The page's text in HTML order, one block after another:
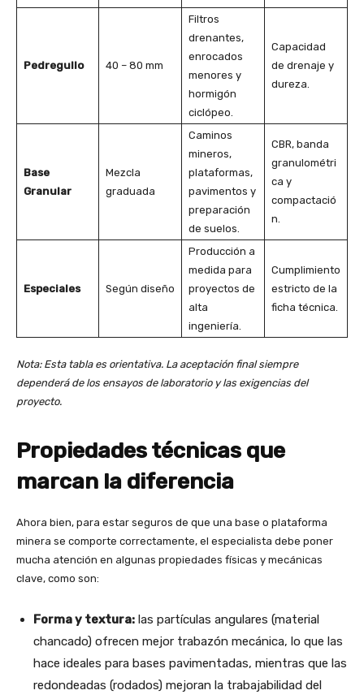
Pedregullo 40 – 80 mm
Filtros
drenantes,
enrocados
menores y
hormigón
ciclópeo.
Capacidad
de drenaje y
dureza.
Base
Granular
Mezcla
graduada
Caminos
mineros,
plataformas,
pavimentos y
preparación
de suelos.
CBR, banda
granulométri
ca y
compactació
n.
Especiales Según diseño
Producción a
medida para
proyectos de
alta
ingeniería.
Cumplimiento
estricto de la
ficha técnica.
Nota: Esta tabla es orientativa. La aceptación final siempre
dependerá de los ensayos de laboratorio y las exigencias del
proyecto.
Propiedades técnicas que
marcan la diferencia
Ahora bien, para estar seguros de que una base o plataforma
minera se comporte correctamente, el especialista debe poner
mucha atención en algunas propiedades físicas y mecánicas
clave, como son:
Forma y textura: las partículas angulares (material
chancado) ofrecen mejor trabazón mecánica, lo que las
hace ideales para bases pavimentadas, mientras que las
redondeadas (rodados) mejoran la trabajabilidad del